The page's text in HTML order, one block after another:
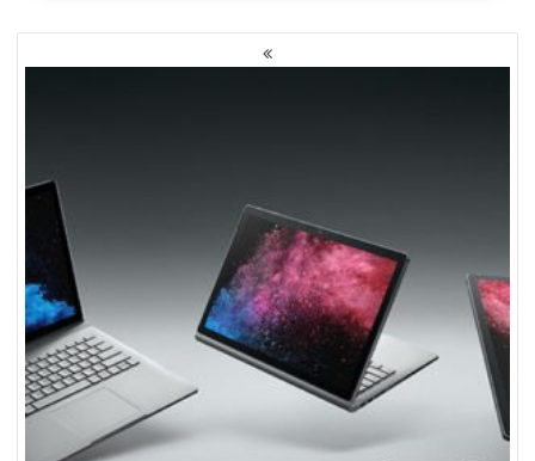
NAWIGACJA
PO